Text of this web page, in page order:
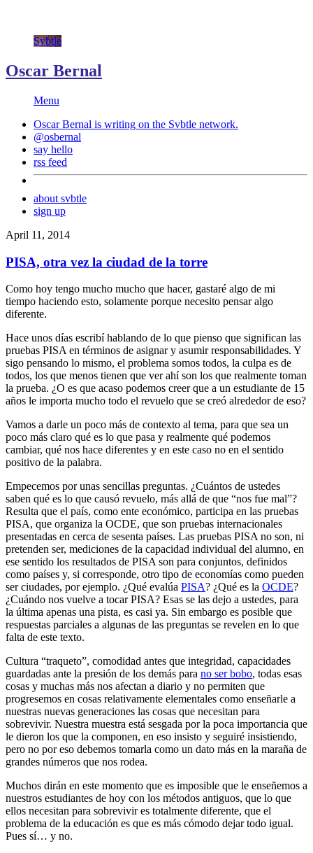
Svbtle
Oscar Bernal
Menu
Oscar Bernal is writing on the Svbtle network.
@osbernal
say hello
rss feed
about svbtle
sign up
April 11, 2014
PISA, otra vez la ciudad de la torre
Como hoy tengo mucho mucho que hacer, gastaré algo de mi
tiempo haciendo esto, solamente porque necesito pensar algo
diferente.
Hace unos días escribí hablando de lo que pienso que significan las
pruebas PISA en términos de asignar y asumir responsabilidades. Y
sigo pensando lo mismo, el problema somos todos, la culpa es de
todos, los que menos tienen que ver ahí son los que realmente toman
la prueba. ¿O es que acaso podemos creer que a un estudiante de 15
años le importa mucho todo el revuelo que se creó alrededor de eso?
Vamos a darle un poco más de contexto al tema, para que sea un
poco más claro qué es lo que pasa y realmente qué podemos
cambiar, qué nos hace diferentes y en este caso no en el sentido
positivo de la palabra.
Empecemos por unas sencillas preguntas. ¿Cuántos de ustedes
saben qué es lo que causó revuelo, más allá de que “nos fue mal”?
Resulta que el país, como ente económico, participa en las pruebas
PISA, que organiza la OCDE, que son pruebas internacionales
presentadas en cerca de sesenta países. Las pruebas PISA no son, ni
pretenden ser, mediciones de la capacidad individual del alumno, en
ese sentido los resultados de PISA son para conjuntos, definidos
como países y, si corresponde, otro tipo de economías como pueden
ser ciudades, por ejemplo. ¿Qué evalúa PISA? ¿Qué es la OCDE?
¿Cuándo nos vuelve a tocar PISA? Esas se las dejo a ustedes, para
la última apenas una pista, es casi ya. Sin embargo es posible que
respuestas parciales a algunas de las preguntas se revelen en lo que
falta de este texto.
Cultura “traqueto”, comodidad antes que integridad, capacidades
guardadas ante la presión de los demás para no ser bobo, todas esas
cosas y muchas más nos afectan a diario y no permiten que
progresemos en cosas relativamente elementales como enseñarle a
nuestras nuevas generaciones las cosas que necesitan para
sobrevivir. Nuestra muestra está sesgada por la poca importancia que
le dieron los que la componen, en eso insisto y seguiré insistiendo,
pero no por eso debemos tomarla como un dato más en la maraña de
grandes números que nos rodea.
Muchos dirán en este momento que es imposible que le enseñemos a
nuestros estudiantes de hoy con los métodos antiguos, que lo que
ellos necesitan para sobrevivir es totalmente diferente, que el
problema de la educación es que es más cómodo dejar todo igual.
Pues sí… y no.